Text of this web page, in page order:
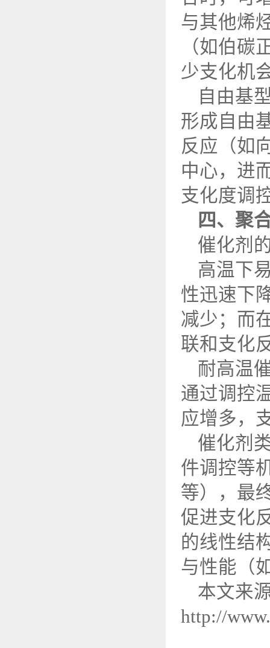
与其他烯
（如伯碳
少支化机
自由基
形成自由
反应（如
中心，进
支化度调
四、聚
催化剂
高温下
性迅速下
减少；而
联和支化
耐高温
通过调控
应增多，
催化剂
件调控等
等），最
促进支化
的线性结
与性能（
本文来
http://